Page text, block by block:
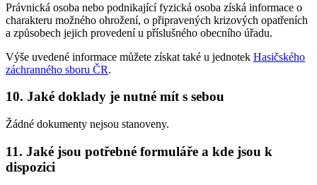
Právnická osoba nebo podnikající fyzická osoba získá informace o
charakteru možného ohrožení, o připravených krizových opatřeních
a způsobech jejich provedení u příslušného obecního úřadu.
Výše uvedené informace můžete získat také u jednotek Hasičského
záchranného sboru ČR.
10. Jaké doklady je nutné mít s sebou
Žádné dokumenty nejsou stanoveny.
11. Jaké jsou potřebné formuláře a kde jsou k
dispozici